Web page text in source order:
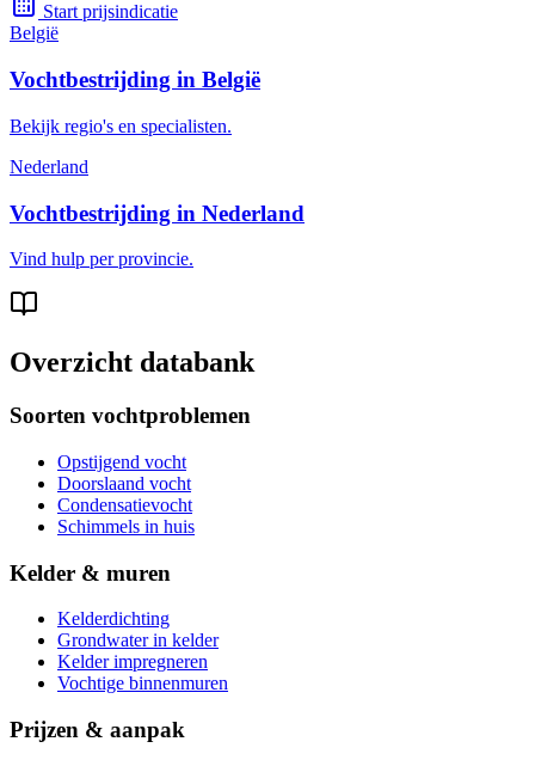
Start prijsindicatie
België
Vochtbestrijding in België
Bekijk regio's en specialisten.
Nederland
Vochtbestrijding in Nederland
Vind hulp per provincie.
Overzicht databank
Soorten vochtproblemen
Opstijgend vocht
Doorslaand vocht
Condensatievocht
Schimmels in huis
Kelder & muren
Kelderdichting
Grondwater in kelder
Kelder impregneren
Vochtige binnenmuren
Prijzen & aanpak